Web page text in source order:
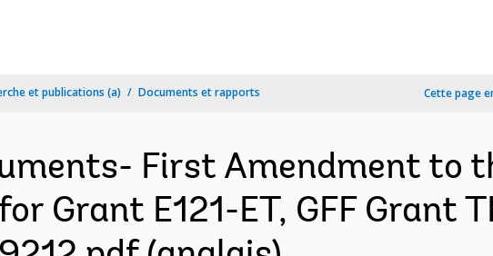
et publications (a) Documents et rapports Cette page
First Amendment to
Grant E121-ET, GFF Grant